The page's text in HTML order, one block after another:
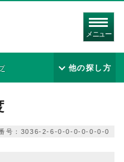
メニュー
他の探し方
号：3036-2-6-0-0-0-0-0-0-0